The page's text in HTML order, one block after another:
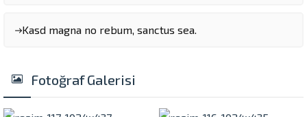
Kasd magna no rebum, sanctus sea.
Fotoğraf Galerisi